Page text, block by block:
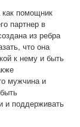
помощник
партнер в
из ребра
что она
к нему и быть
мужчина и
и поддерживать